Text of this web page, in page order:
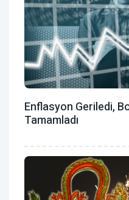
Enflasyon Geriledi,
Tamamladı